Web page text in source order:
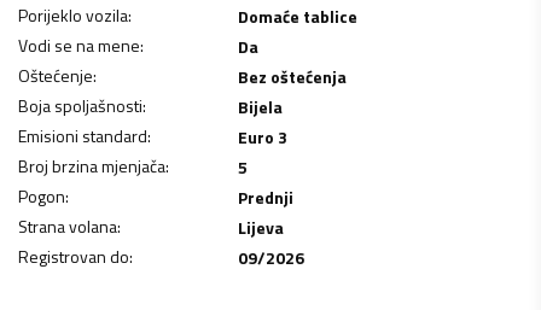
Porijeklo vozila:
Domaće tablice
Vodi se na mene:
Da
Oštećenje:
Bez oštećenja
Boja spoljašnosti:
Bijela
Emisioni standard:
Euro 3
Broj brzina mjenjača:
5
Pogon:
Prednji
Strana volana:
Lijeva
Registrovan do: 09/2026